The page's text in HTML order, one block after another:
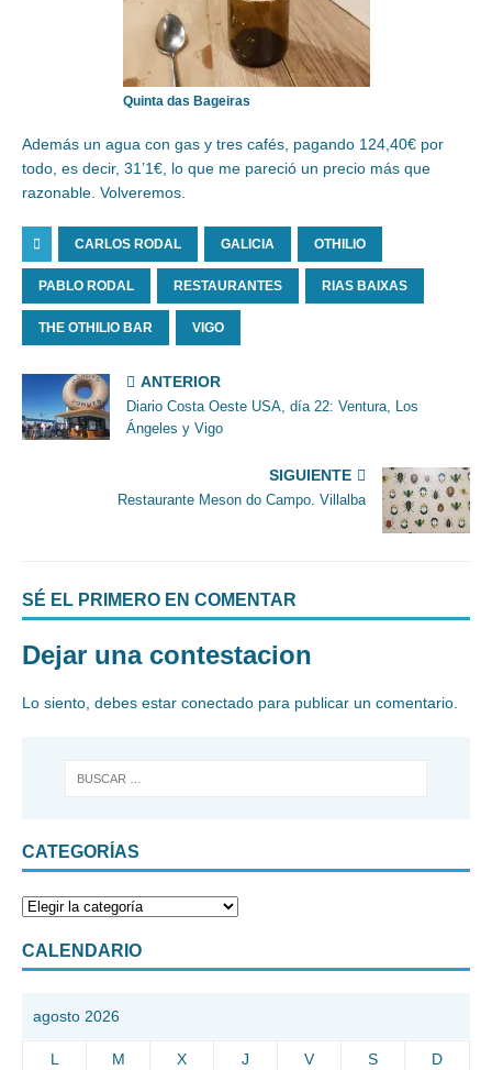
Quinta das Bageiras
Además un agua con gas y tres cafés, pagando 124,40€ por
todo, es decir, 31’1€, lo que me pareció un precio más que
razonable. Volveremos.
CARLOS RODAL GALICIA OTHILIO
PABLO RODAL RESTAURANTES RIAS BAIXAS
THE OTHILIO BAR VIGO
ANTERIOR
Diario Costa Oeste USA, día 22: Ventura, Los
Ángeles y Vigo
SIGUIENTE
Restaurante Meson do Campo. Villalba
SÉ EL PRIMERO EN COMENTAR
Dejar una contestacion
Lo siento, debes estar conectado para publicar un comentario.
CATEGORÍAS
CALENDARIO
agosto 2026
L M X J V S D